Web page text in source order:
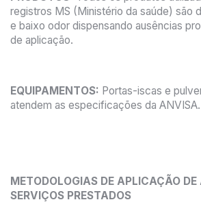
registros MS (Ministério da saúde) são
e baixo odor dispensando ausências
de aplicação.
EQUIPAMENTOS: Portas-iscas e
atendem as especificações da ANVISA.
METODOLOGIAS DE APLICAÇÃO
SERVIÇOS PRESTADOS